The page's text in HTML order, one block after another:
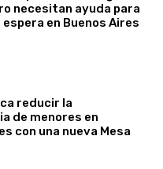
necesitan ayuda para
en Buenos Aires
reducir la
de menores en
con una nueva Mesa